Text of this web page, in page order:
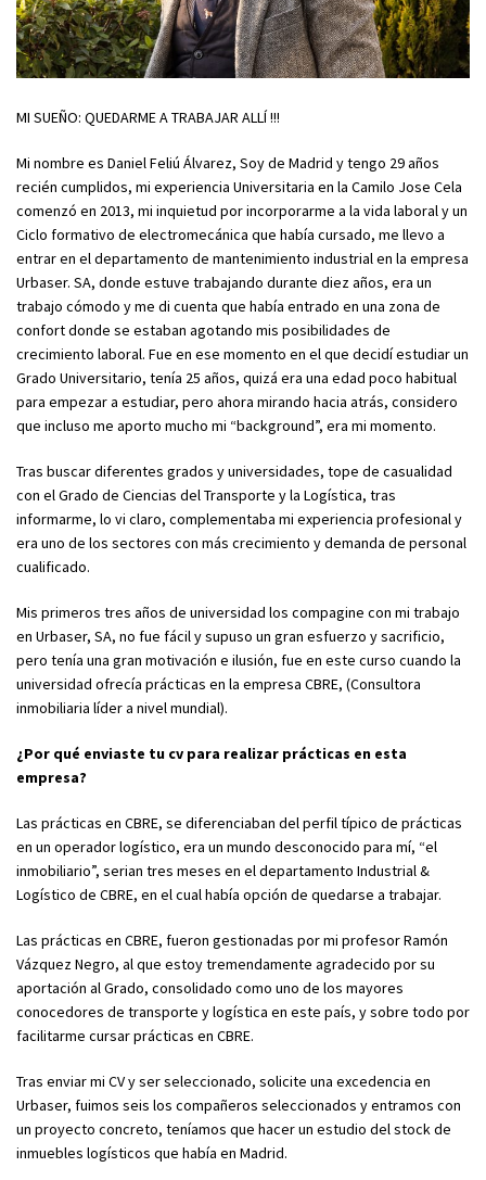
MI SUEÑO: QUEDARME A TRABAJAR ALLÍ !!!
Mi nombre es Daniel Feliú Álvarez, Soy de Madrid y tengo 29 años
recién cumplidos, mi experiencia Universitaria en la Camilo Jose Cela
comenzó en 2013, mi inquietud por incorporarme a la vida laboral y un
Ciclo formativo de electromecánica que había cursado, me llevo a
entrar en el departamento de mantenimiento industrial en la empresa
Urbaser. SA, donde estuve trabajando durante diez años, era un
trabajo cómodo y me di cuenta que había entrado en una zona de
confort donde se estaban agotando mis posibilidades de
crecimiento laboral. Fue en ese momento en el que decidí estudiar un
Grado Universitario, tenía 25 años, quizá era una edad poco habitual
para empezar a estudiar, pero ahora mirando hacia atrás, considero
que incluso me aporto mucho mi “background”, era mi momento.
Tras buscar diferentes grados y universidades, tope de casualidad
con el Grado de Ciencias del Transporte y la Logística, tras
informarme, lo vi claro, complementaba mi experiencia profesional y
era uno de los sectores con más crecimiento y demanda de personal
cualificado.
Mis primeros tres años de universidad los compagine con mi trabajo
en Urbaser, SA, no fue fácil y supuso un gran esfuerzo y sacrificio,
pero tenía una gran motivación e ilusión, fue en este curso cuando la
universidad ofrecía prácticas en la empresa CBRE, (Consultora
inmobiliaria líder a nivel mundial).
¿Por qué enviaste tu cv para realizar prácticas en esta
empresa?
Las prácticas en CBRE, se diferenciaban del perfil típico de prácticas
en un operador logístico, era un mundo desconocido para mí, “el
inmobiliario”, serian tres meses en el departamento Industrial &
Logístico de CBRE, en el cual había opción de quedarse a trabajar.
Las prácticas en CBRE, fueron gestionadas por mi profesor Ramón
Vázquez Negro, al que estoy tremendamente agradecido por su
aportación al Grado, consolidado como uno de los mayores
conocedores de transporte y logística en este país, y sobre todo por
facilitarme cursar prácticas en CBRE.
Tras enviar mi CV y ser seleccionado, solicite una excedencia en
Urbaser, fuimos seis los compañeros seleccionados y entramos con
un proyecto concreto, teníamos que hacer un estudio del stock de
inmuebles logísticos que había en Madrid.